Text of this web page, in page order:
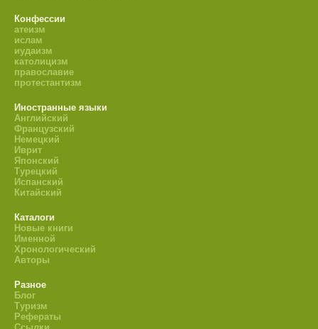
Конфессии
атеизм
ислам
иудаизм
католицизм
православие
протестантизм
Иностранные языки
Английский
Французский
Немецкий
Иврит
Японский
Турецкий
Испанский
Китайский
Каталоги
Новые книги
Именной
Хронологический
Авторы
Разное
Блог
Туризм
Рефераты